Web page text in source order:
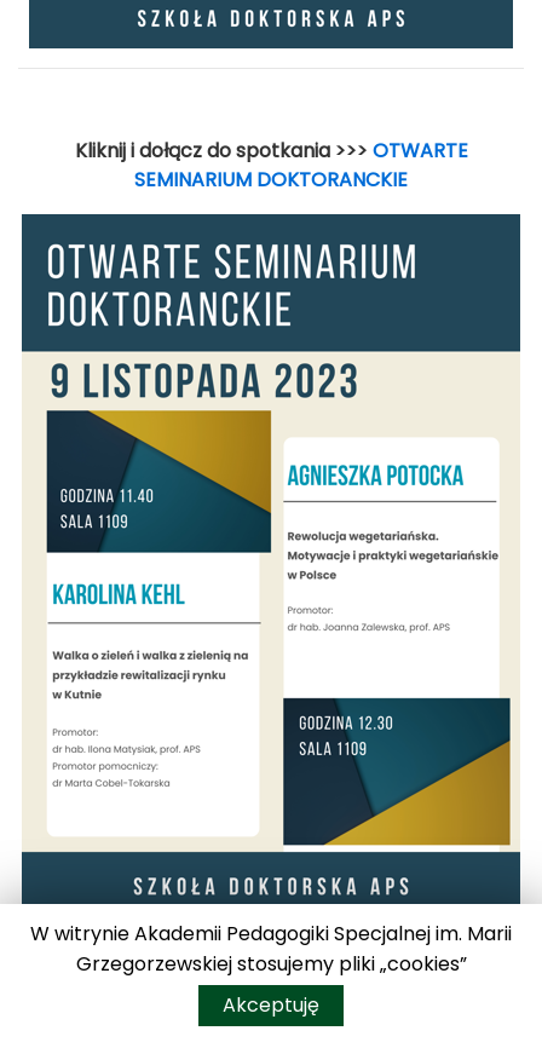
Kliknij i dołącz do spotkania >>> OTWARTE
SEMINARIUM DOKTORANCKIE
<<<kliknij po pobierz plik>>>
W witrynie Akademii Pedagogiki Specjalnej im. Marii
Grzegorzewskiej stosujemy pliki „cookies”
Akceptuję